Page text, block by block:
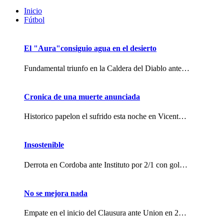
Inicio
Fútbol
El "Aura"consiguio agua en el desierto
Fundamental triunfo en la Caldera del Diablo ante…
Cronica de una muerte anunciada
Historico papelon el sufrido esta noche en Vicent…
Insostenible
Derrota en Cordoba ante Instituto por 2/1 con gol…
No se mejora nada
Empate en el inicio del Clausura ante Union en 2…